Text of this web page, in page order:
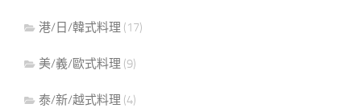
港/日/韓式料理 (17)
美/義/歐式料理 (9)
泰/新/越式料理 (4)